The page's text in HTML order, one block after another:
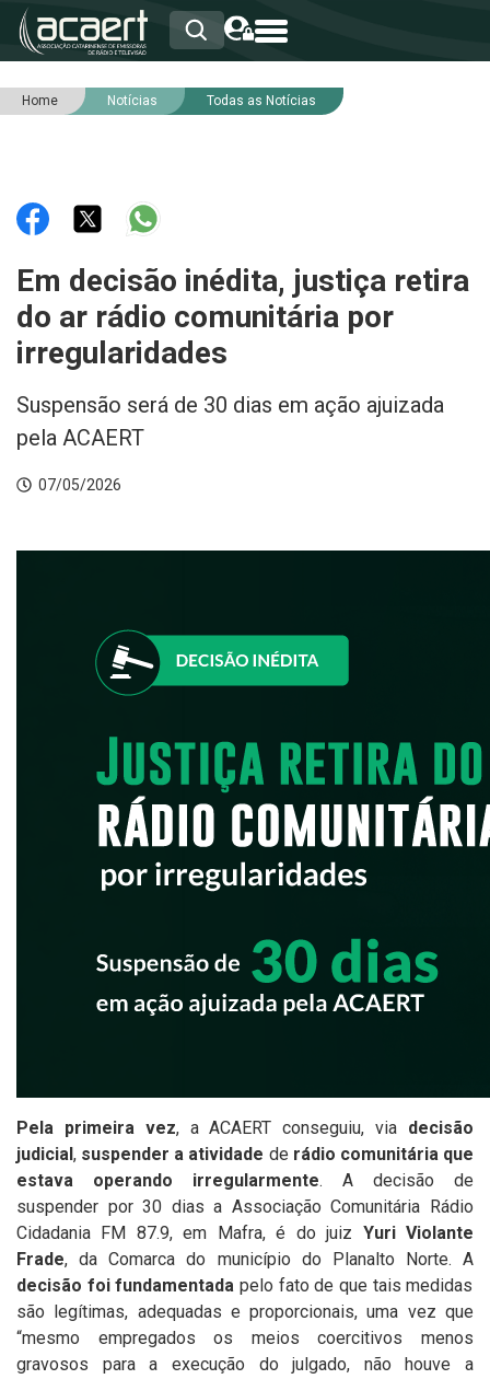
HOME
RNA
NOTÍCIAS
SERVIÇOS
INTEGRIDADE
Home Notícias Todas as Notícias
Em decisão inédita, justiça retira
do ar rádio comunitária por
irregularidades
Suspensão será de 30 dias em ação ajuizada
pela ACAERT
07/05/2026
Pela primeira vez, a ACAERT conseguiu, via decisão
judicial, suspender a atividade de rádio comunitária que
estava operando irregularmente. A decisão de
suspender por 30 dias a Associação Comunitária Rádio
Cidadania FM 87.9, em Mafra,é do juiz Yuri Violante
Frade, da Comarca do município do Planalto Norte. A
decisão foi fundamentada pelo fato de que tais medidas
são legítimas, adequadas e proporcionais, uma vez que
“mesmo empregados os meios coercitivos menos
gravosos para a execução do julgado, não houve a